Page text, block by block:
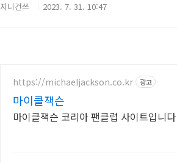
지니건쓰 2023. 7. 31. 10:47
https://michaeljackson.co.kr 광고
마이클잭슨
마이클잭슨 코리아 팬클럽 사이트입니다